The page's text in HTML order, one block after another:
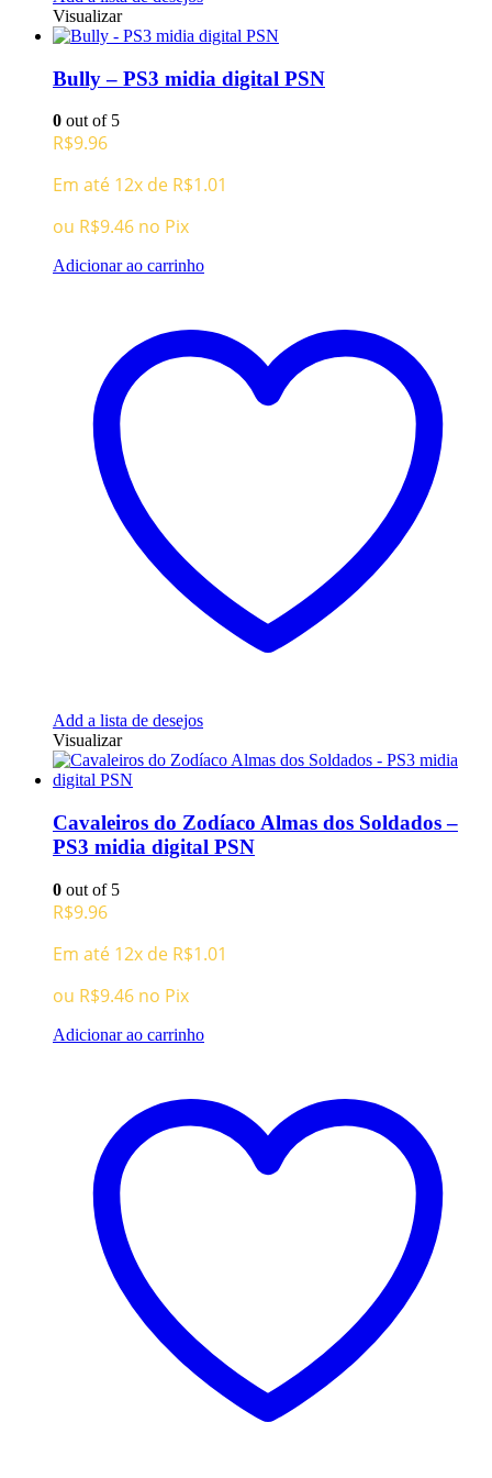
Visualizar
Bully – PS3 midia digital PSN
0 out of 5
R$9.96
Em até 12x de R$1.01
ou R$9.46 no Pix
Adicionar ao carrinho
Add a lista de desejos
Visualizar
Cavaleiros do Zodíaco Almas dos Soldados –
PS3 midia digital PSN
0 out of 5
R$9.96
Em até 12x de R$1.01
ou R$9.46 no Pix
Adicionar ao carrinho